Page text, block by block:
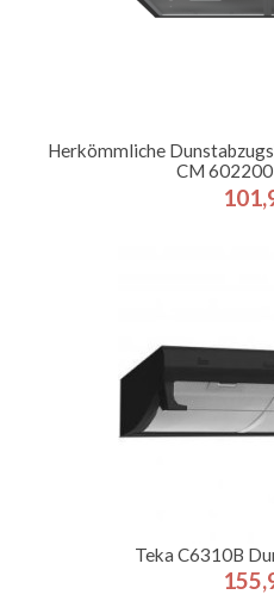
Herkömmliche
CM 602200
Teka C6310B